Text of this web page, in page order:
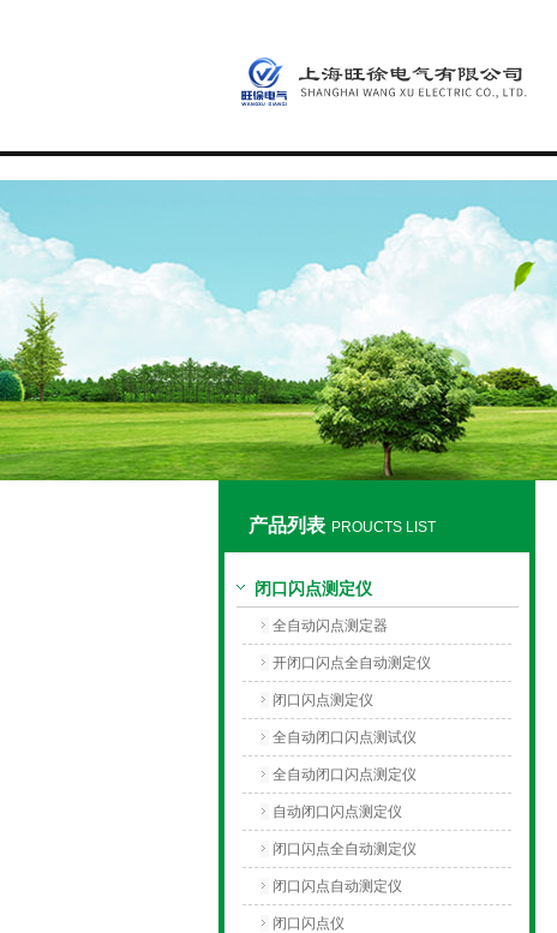
上海旺徐电气有限公司
产品列表 PROUCTS LIST
闭口闪点测定仪
全自动闪点测定器
开闭口闪点全自动测定仪
闭口闪点测定仪
全自动闭口闪点测试仪
全自动闭口闪点测定仪
自动闭口闪点测定仪
闭口闪点全自动测定仪
闭口闪点自动测定仪
闭口闪点仪